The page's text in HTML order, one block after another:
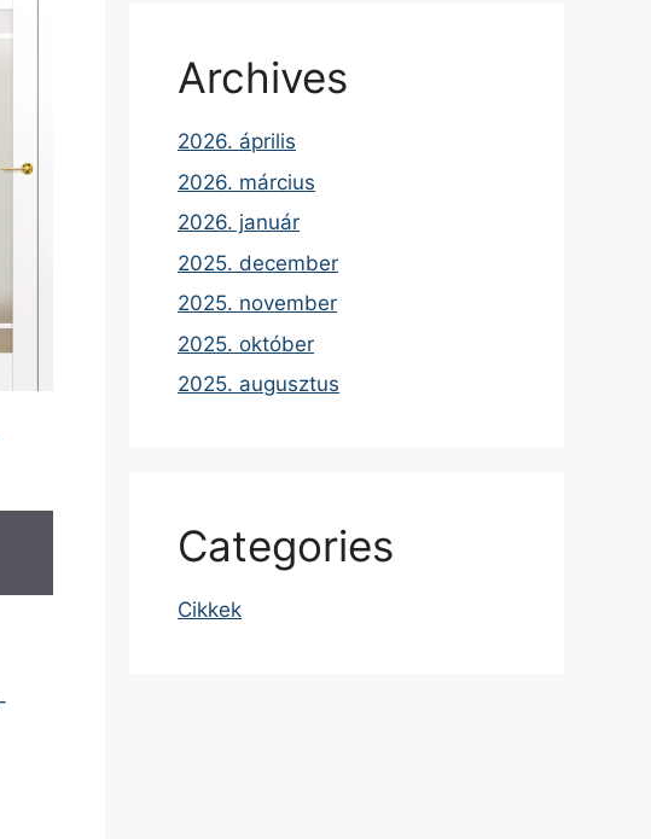
Archives
2026. április
2026. március
2026. január
2025. december
2025. november
2025. október
2025. augusztus
Categories
Cikkek